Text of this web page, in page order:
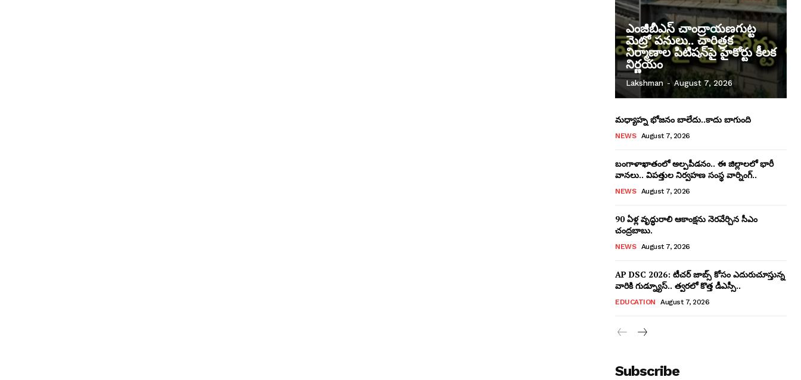
ఎంజీబీఎస్ చాంద్రాయణగుట్ట
మెట్రో పనులు.. చారిత్రక
నిర్మాణాల పిటిషన్‌పై హైకోర్టు కీలక
నిర్ణయం
Lakshman - August 7, 2026
మధ్యాహ్న భోజనం బాలేదు..కాదు బాగుంది
NEWS August 7, 2026
బంగాళాఖాతంలో అల్పపీడనం.. ఈ జిల్లాలలో భారీ
వానలు.. విపత్తుల నిర్వహణ సంస్థ వార్నింగ్..
NEWS August 7, 2026
90 ఏళ్ల వృద్ధురాలి ఆకాంక్షను నెరవేర్చిన సీఎం
చంద్రబాబు.
NEWS August 7, 2026
AP DSC 2026: టీచర్ జాబ్స్ కోసం ఎదురుచూస్తున్న
వారికి గుడ్న్యూస్.. త్వరలో కొత్త డీఎస్సీ..
EDUCATION August 7, 2026
Subscribe